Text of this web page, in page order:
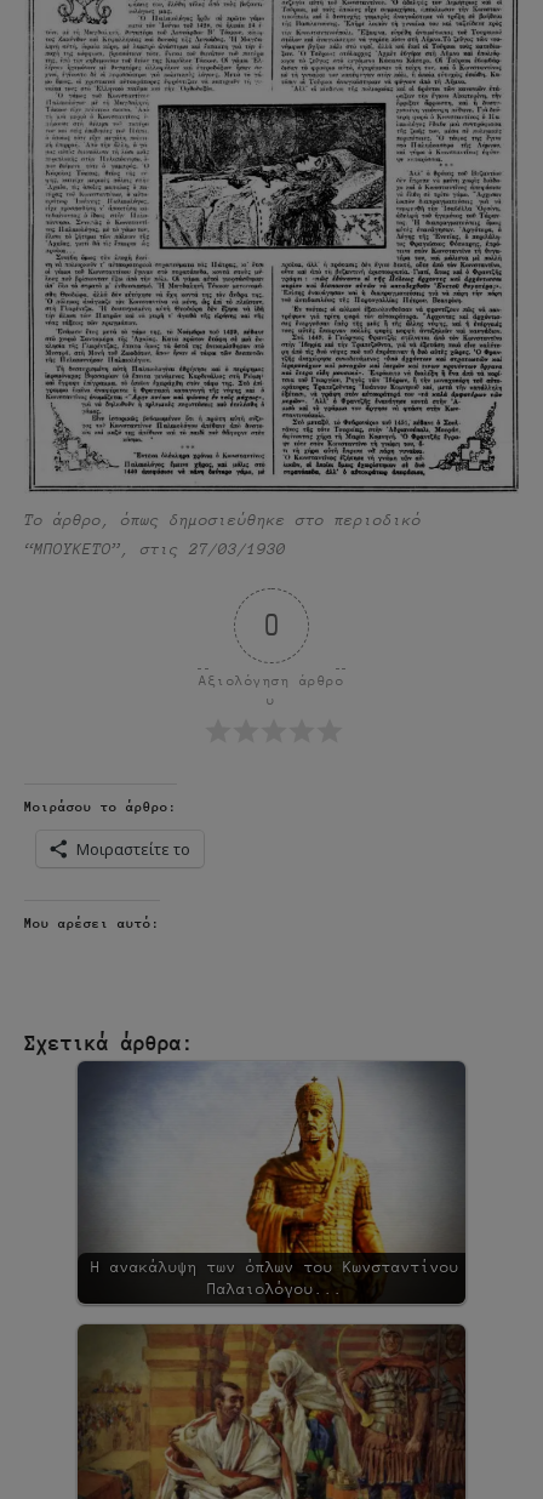
Το άρθρο, όπως δημοσιεύθηκε στο περιοδικό
“ΜΠΟΥΚΕΤΟ”, στις 27/03/1930
0
Αξιολόγηση άρθρο
υ
Μοιράσου το άρθρο:
Μοιραστείτε το
Μου αρέσει αυτό:
Σχετικά άρθρα:
Η ανακάλυψη των όπλων του Κωνσταντίνου
Παλαιολόγου...